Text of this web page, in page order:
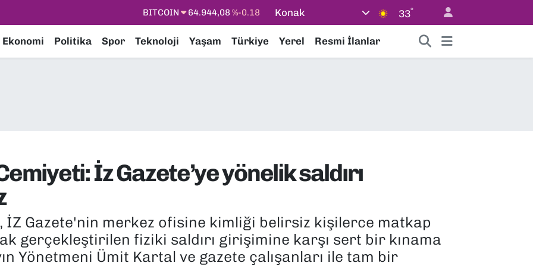
DOLAR 47,7436%0.18
STERLİN
64,4811%0.38
Konak 33°
Ekonomi Politika Spor Teknoloji Yaşam Türkiye Yerel Resmi İlanlar
İz Gazete’ye yönelik saldırı
İZ Gazete'nin merkez ofisine kimliği belirsiz kişilerce matkap
gerçekleştirilen fiziki saldırı girişimine karşı sert bir kınama
Yönetmeni Ümit Kartal ve gazete çalışanları ile tam bir